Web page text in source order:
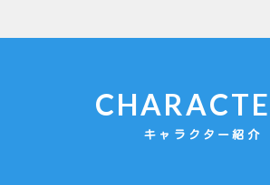
キャラクター紹介